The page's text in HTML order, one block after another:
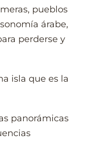
pueblos
árabe,
perderse y
isla que es la
panorámicas